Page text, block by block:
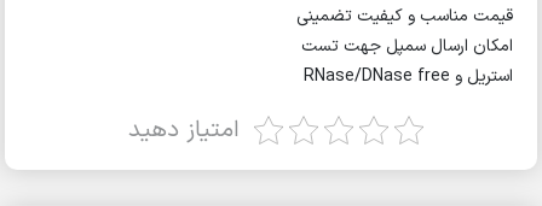
قیمت مناسب و کیفیت تضمینی
امکان ارسال سمپل جهت تست
استریل و RNase/DNase free
امتیاز دهید